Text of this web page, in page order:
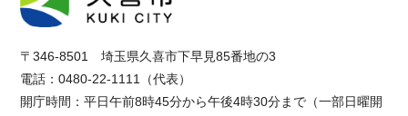
〒346-8501 埼玉県久喜市下早見85番地の3
電話：0480-22-1111（代表）
開庁時間：平日午前8時45分から午後4時30分まで（一部日曜開